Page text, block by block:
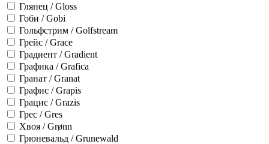
Глянец / Gloss
Гоби / Gobi
Гольфстрим / Golfstream
Грейс / Grace
Градиент / Gradient
Графика / Grafica
Гранат / Granat
Графис / Grapis
Грацис / Grazis
Грес / Gres
Хвоя / Grønn
Грюневальд / Grunewald